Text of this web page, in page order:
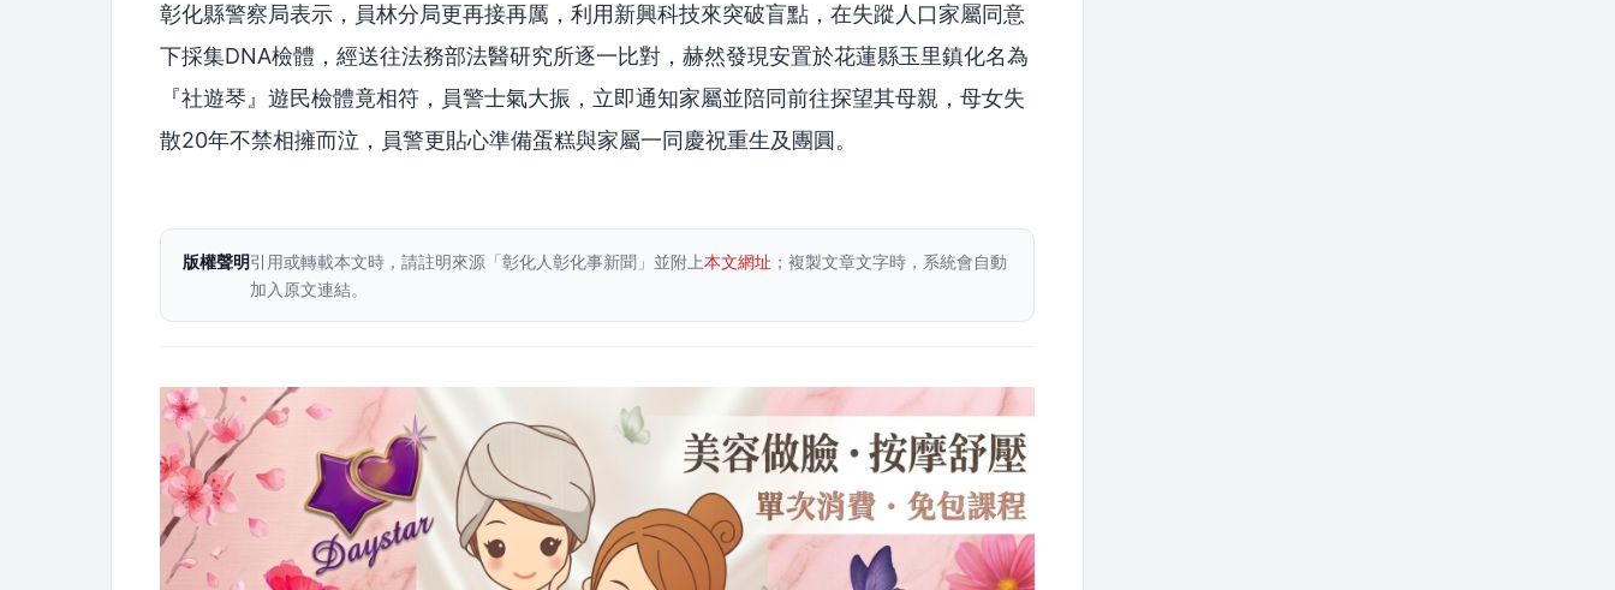
彰化縣警察局表示，員林分局更再接再厲，利用新興科技來突破盲點，在失蹤人口家屬同意
下採集DNA檢體，經送往法務部法醫研究所逐一比對，赫然發現安置於花蓮縣玉里鎮化名為
『社遊琴』遊民檢體竟相符，員警士氣大振，立即通知家屬並陪同前往探望其母親，母女失
散20年不禁相擁而泣，員警更貼心準備蛋糕與家屬一同慶祝重生及團圓。
版權聲明引用或轉載本文時，請註明來源「彰化人彰化事新聞」並附上本文網址 ；複製文章文字時，系統會自動
加入原文連結。